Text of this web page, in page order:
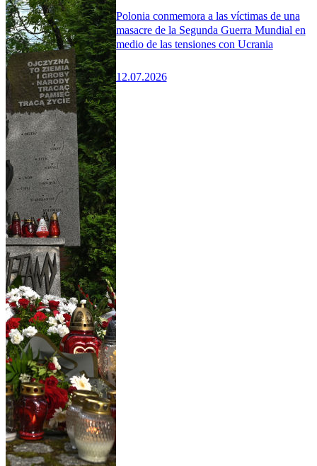
Polonia conmemora a las víctimas de una
masacre de la Segunda Guerra Mundial en
medio de las tensiones con Ucrania
12.07.2026